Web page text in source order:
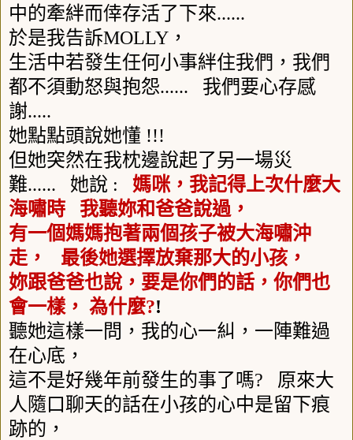
中的牽絆而倖存活了下來......
於是我告訴MOLLY ，
生活中若發生任何小事絆住我們，我們
都不須動怒與抱怨...... 我們要心存感
謝.....
她點點頭說她懂 !!!
但她突然在我枕邊說起了另一場災
難...... 她說 : 媽咪，我記得上次什麼大
海嘯時
我聽妳和爸爸說過，
有一個媽媽抱著兩個孩子被大海嘯沖
走，
最後她選擇放棄那大的小孩，
妳跟爸爸也說，要是你們的話，你們也
會一樣， 為什麼?!
聽她這樣一問，我的心一糾，一陣難過
在心底，
這不是好幾年前發生的事了嗎? 原來大
人隨口聊天的話在小孩的心中是留下痕
跡的，